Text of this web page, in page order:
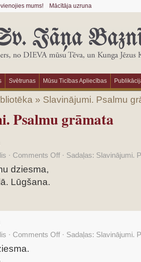
mums! Mācītāja uzruna
Svētrunas Mūsu Ticības Apliecības
» Slavinājumi. Psalmu
Psalmu grāmata
· Comments Off · Sadaļas: Slavinājumi.
dziesma,
Lūgšana.
· Comments Off · Sadaļas: Slavinājumi.